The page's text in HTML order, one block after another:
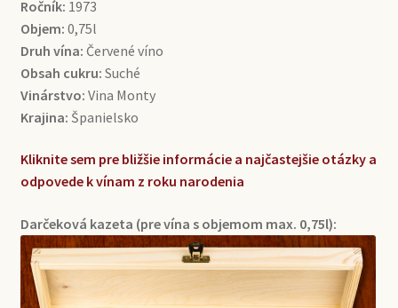
Ročník: 1973
Objem: 0,75l
Druh vína: Červené víno
Obsah cukru: Suché
Vinárstvo: Vina Monty
Krajina: Španielsko
Kliknite sem pre bližšie informácie a najčastejšie otázky a
odpovede k vínam z roku narodenia
Darčeková kazeta (pre vína s objemom max. 0,75l):